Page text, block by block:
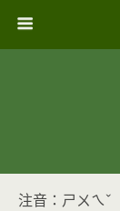
注音：ㄕㄨㄟ